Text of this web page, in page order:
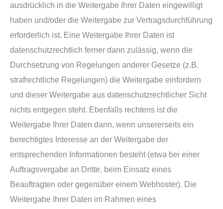
ausdrücklich in die Weitergabe Ihrer Daten eingewilligt
haben und/oder die Weitergabe zur Vertragsdurchführung
erforderlich ist. Eine Weitergabe Ihrer Daten ist
datenschutzrechtlich ferner dann zulässig, wenn die
Durchsetzung von Regelungen anderer Gesetze (z.B.
strafrechtliche Regelungen) die Weitergabe einfordern
und dieser Weitergabe aus datenschutzrechtlicher Sicht
nichts entgegen steht. Ebenfalls rechtens ist die
Weitergabe Ihrer Daten dann, wenn unsererseits ein
berechtigtes Interesse an der Weitergabe der
entsprechenden Informationen besteht (etwa bei einer
Auftragsvergabe an Dritte, beim Einsatz eines
Beauftragten oder gegenüber einem Webhoster). Die
Weitergabe Ihrer Daten im Rahmen eines